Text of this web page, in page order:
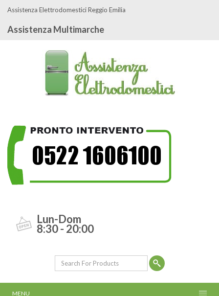
Assistenza Elettrodomestici Reggio Emilia
Assistenza Multimarche
Lun-Dom
8:30 - 20:00
MENU